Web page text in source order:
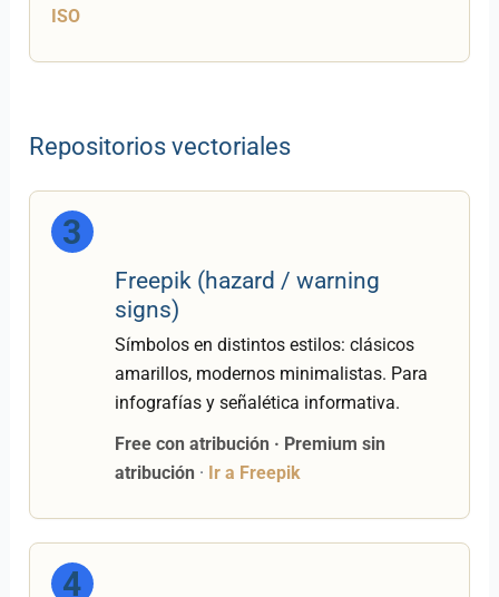
ISO
Repositorios vectoriales
3
Freepik (hazard / warning
signs)
Símbolos en distintos estilos: clásicos
amarillos, modernos minimalistas. Para
infografías y señalética informativa.
Free con atribución · Premium sin
atribución · Ir a Freepik
4